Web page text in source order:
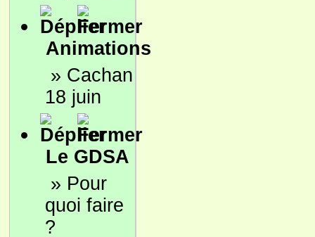
Animations
» Cachan
18 juin
Le GDSA
» Pour
quoi faire
?